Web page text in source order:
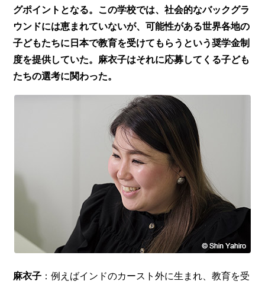
グポイントとなる。この学校では、社会的なバックグラ
ウンドには恵まれていないが、可能性がある世界各地の
子どもたちに日本で教育を受けてもらうという奨学金制
度を提供していた。麻衣子はそれに応募してくる子ども
たちの選考に関わった。
麻衣子 ：例えばインドのカースト外に生まれ、教育を受